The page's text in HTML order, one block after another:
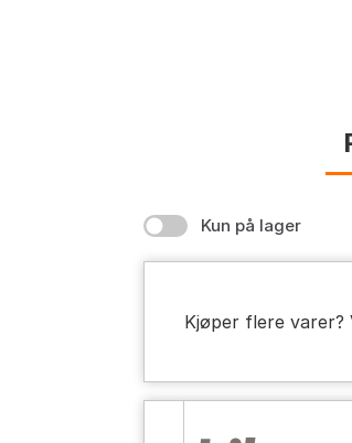
Kun på lager
Kjøper flere